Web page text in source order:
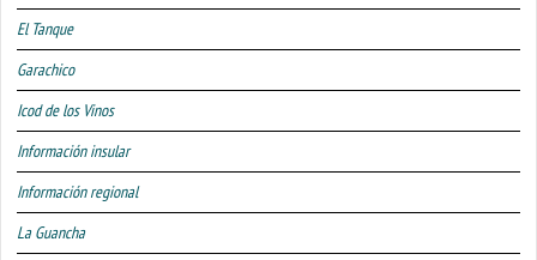
El Tanque
Garachico
Icod de los Vinos
Información insular
Información regional
La Guancha